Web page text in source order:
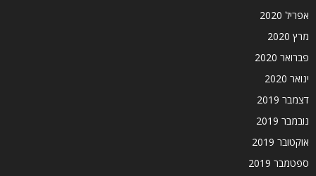
אפריל 2020
מרץ 2020
פברואר 2020
ינואר 2020
דצמבר 2019
נובמבר 2019
אוקטובר 2019
ספטמבר 2019